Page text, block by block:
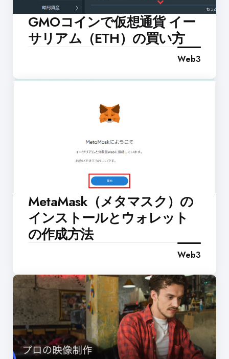
GMOコインで仮想通貨 イー
サリアム（ETH）の買い方
Web3
MetaMask（メタマスク）の
インストールとウォレット
の作成方法
Web3